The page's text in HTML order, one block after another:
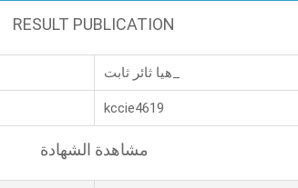
RESULT PUBLICATION
kccie4619
مشاهدة الشهادة